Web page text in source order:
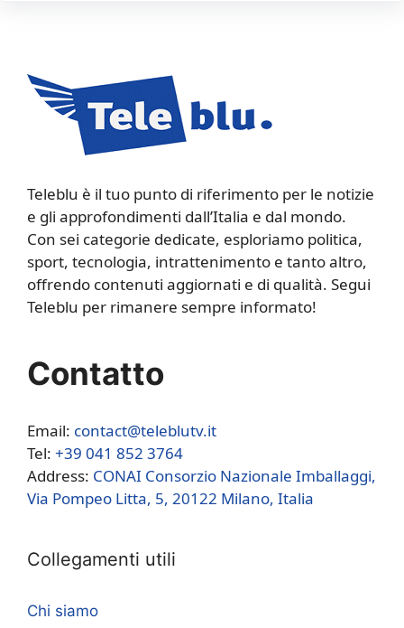
Teleblu è il tuo punto di riferimento per le notizie
e gli approfondimenti dall’Italia e dal mondo.
Con sei categorie dedicate, esploriamo politica,
sport, tecnologia, intrattenimento e tanto altro,
offrendo contenuti aggiornati e di qualità. Segui
Teleblu per rimanere sempre informato!
Contatto
Email: contact@teleblutv.it
Tel: +39 041 852 3764
Address: CONAI Consorzio Nazionale Imballaggi,
Via Pompeo Litta, 5, 20122 Milano, Italia
Collegamenti utili
Chi siamo